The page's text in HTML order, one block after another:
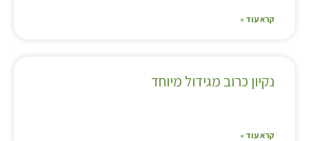
קרא עוד »
נקיון כרוב מגידול מיוחד
קרא עוד »